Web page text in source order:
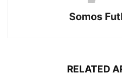
Somos
RELATED